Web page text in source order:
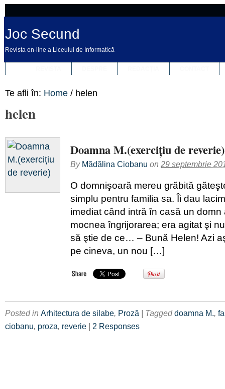
Joc Secund
Revista on-line a Liceului de Informatică
Te afli în: Home / helen
helen
Doamna M.(exercițiu de reverie)
By Mădălina Ciobanu on 29 septembrie
O domnişoară mereu grăbită
simplu pentru familia sa. Îi dau
imediat când intră în casă un domn
mocnea îngrijorarea; era agitat şi
să ştie de ce… – Bună Helen! Azi
pe cineva, un nou […]
Posted in Arhitectura de silabe, Proză | Taggeddoamna M.,
ciobanu, proza, reverie | 2 Responses